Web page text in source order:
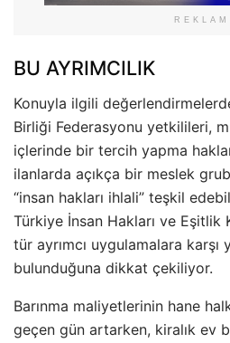
REKLAM
BU AYRIMCILIK
Konuyla ilgili
Birliği Federasyonu yetkilileri,
içlerinde bir tercih yapma
ilanlarda açıkça bir meslek
“insan hakları ihlali” teşkil
Türkiye İnsan Hakları ve Eşitlik
tür ayrımcı uygulamalara karşı
bulunduğuna dikkat çekiliyor.
Barınma maliyetlerinin hane
geçen gün artarken, kiralık ev